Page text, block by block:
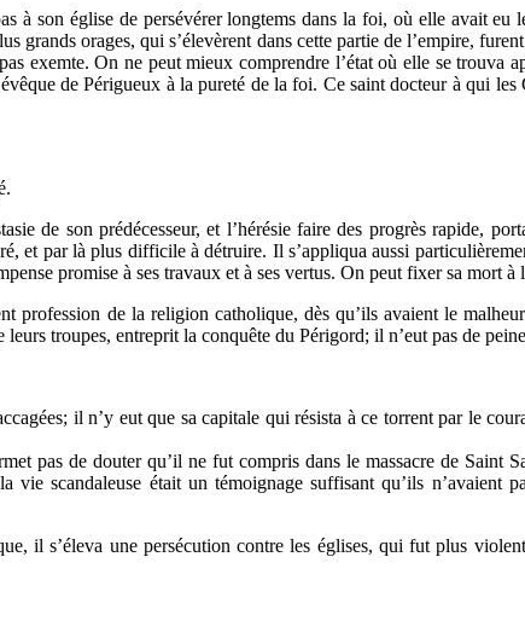
à son église de persévérer longtems dans la foi, où elle avait eu
grands orages, qui s’élevèrent dans cette partie de l’empire,
exemte. On ne peut mieux comprendre l’état où elle se trouva
de Périgueux à la pureté de la foi. Ce saint docteur à qui les
de son prédécesseur, et l’hérésie faire des progrès rapide,
et par là plus difficile à détruire. Il s’appliqua aussi
promise à ses travaux et à ses vertus. On peut fixer sa mort
de la religion catholique, dès qu’ils avaient le
troupes, entreprit la conquête du Périgord; il n’eut pas de
il n’y eut que sa capitale qui résista à ce torrent par le
pas de douter qu’il ne fut compris dans le massacre de Saint
scandaleuse était un témoignage suffisant qu’ils n’avaient
il s’éleva une persécution contre les églises, qui fut plus